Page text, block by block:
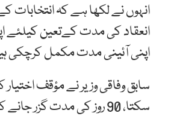
انہوں نے لکھا ہے کہ
انعقاد کی مدت کےتعین کیلئے
اپنی آئینی مدت مکمل کرچکی
سکتا، 90 روز کی مدت گزر جانے کے بعد ان نگران حکومتوں کی حیثیت غاصبوں کی سی ہے۔